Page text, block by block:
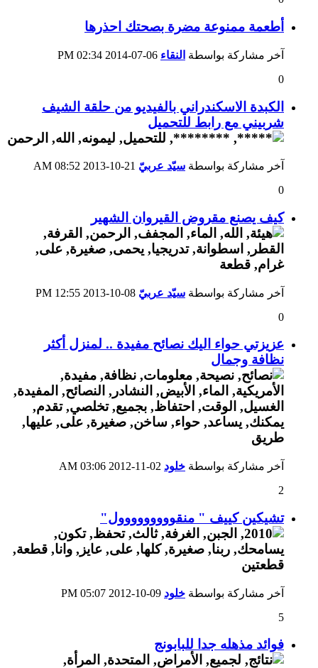
أطعمة ممنوعة مضرة بصحتك احذرها
آخر مشاركة بواسطة النقاء
02:34 PM
0
الكبدة الاسكندراني بالفيديو من حلقة الشيف
شربيني مع رابط للتحميل
آخر مشاركة بواسطة سيّد عربيّ
08:52 AM
0
كيف يصنع مقروض القيروان الشهير
آخر مشاركة بواسطة سيّد عربيّ
12:55 PM
0
عزيزتي حواء اليك نصائح مفيدة .. لمنزل أكثر
نظافة وجمال
آخر مشاركة بواسطة خلود
03:06 AM
2
تشيكين كييف " منقووووووووول"
آخر مشاركة بواسطة خلود
05:07 PM
5
فوائد مذهله جدا للبابونج